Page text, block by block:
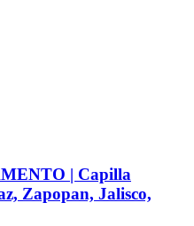
| Capilla
Zapopan, Jalisco,